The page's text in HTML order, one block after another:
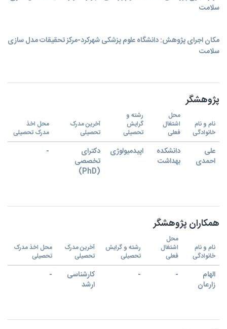
سلامت
مکان اجرای پژوهش: دانشگاه علوم پزشکی شهرکرد-مرکز تحقیقات مدل سازی
سلامت
پژوهشگر
نام و نام
خانوادگی
محل
اشتغال
فعلی
رشته و
گرایش
تحصیلی
آخرین مدرک
تحصیلی
محل اخذ
مدرک تحصیلی
علی
احمدی
دانشکده
بهداشت
اپیدمیولوژی
دکترای
تخصصی
(PhD)
-
همکاران پژوهشگر
نام و نام
خانوادگی
محل
اشتغال
فعلی
رشته و گرایش
تحصیلی
آخرین مدرک
تحصیلی
محل اخذ مدرک
تحصیلی
الهام
زارعان
-
-
کارشناسی
ارشد
-